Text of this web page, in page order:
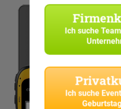
Ich suche
Ich suche